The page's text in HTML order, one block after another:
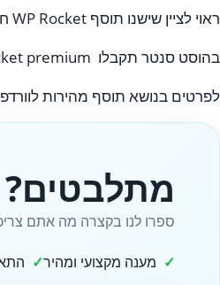
ראוי לציין שישנו תוסף WP Rocket חינם ויש תוסף WP Rocket פרימיום בתשלום.
בהוסט סנטר תקבלו WP Rocket premium חינם.
לפרטים בנושא תוסף מהירות
מתלבטים?
ספרו לנו בקצרה מה אתם
מענה מקצועי ומהיר